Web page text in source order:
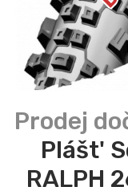
Plášt'
RALPH